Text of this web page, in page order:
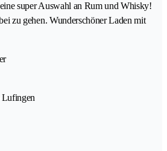
super Auswahl an Rum und Whisky!
zu gehen. Wunderschöner Laden mit
Lufingen